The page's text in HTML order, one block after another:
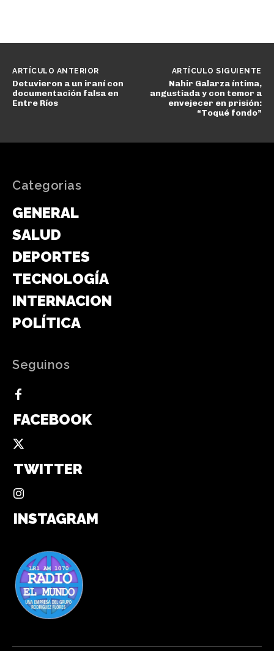
ARTÍCULO ANTERIOR
Detuvieron a un iraní con
documentación falsa en
Entre Ríos
ARTÍCULO SIGUIENTE
Nahir Galarza íntima,
angustiada y con temor a
envejecer en prisión:
“Toqué fondo”
Categorias
GENERAL
SALUD
DEPORTES
TECNOLOGÍA
INTERNACIONAL
POLÍTICA
Seguinos
FACEBOOK
TWITTER
INSTAGRAM